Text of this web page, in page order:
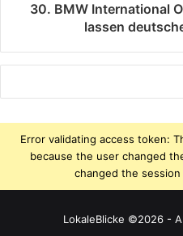
30. BMW International
lassen
Error validating access token:
because the user changed
changed the
LokaleBlicke ©2026 -